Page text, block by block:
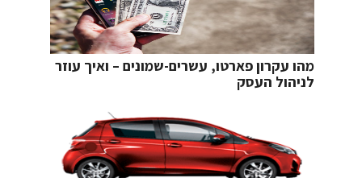
מהו עקרון פארטו, עשרים-שמונים – ואיך עוזר
לניהול העסק